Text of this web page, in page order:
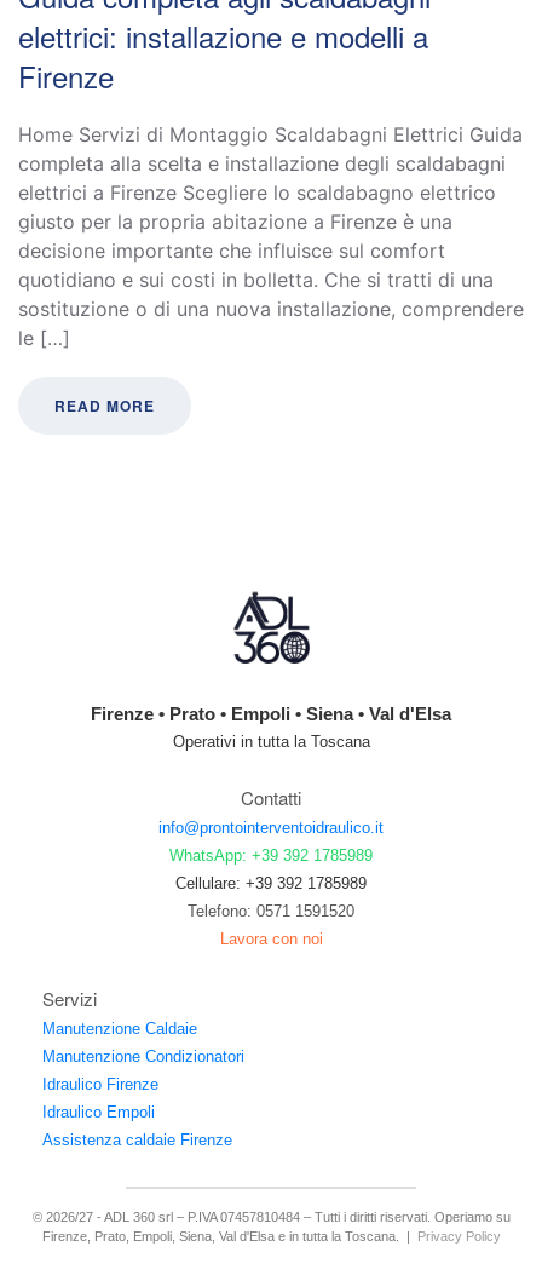
elettrici: installazione e modelli a
Firenze
Home Servizi di Montaggio Scaldabagni Elettrici Guida
completa alla scelta e installazione degli scaldabagni
elettrici a Firenze Scegliere lo scaldabagno elettrico
giusto per la propria abitazione a Firenze è una
decisione importante che influisce sul comfort
quotidiano e sui costi in bolletta. Che si tratti di una
sostituzione o di una nuova installazione, comprendere
le […]
READ MORE
Firenze • Prato • Empoli • Siena • Val d'Elsa
Operativi in tutta la Toscana
Contatti
info@prontointerventoidraulico.it
WhatsApp: +39 392 1785989
Cellulare: +39 392 1785989
Telefono: 0571 1591520
Lavora con noi
Servizi
Manutenzione Caldaie
Manutenzione Condizionatori
Idraulico Firenze
Idraulico Empoli
Assistenza caldaie Firenze
© 2026/27 - ADL 360 srl – P.IVA 07457810484 – Tutti i diritti riservati. Operiamo su
Firenze, Prato, Empoli, Siena, Val d'Elsa e in tutta la Toscana. |
Privacy Policy